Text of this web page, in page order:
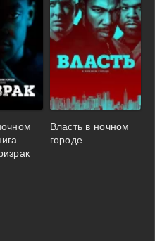
Власть в ночном
городе